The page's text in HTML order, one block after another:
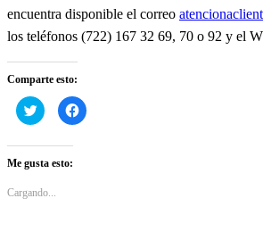
encuentra disponible el correo
los teléfonos (722) 167 32 69, 70 o 92 y el
Comparte esto:
Haz
clic
en
Twitter
(Se
en
Haz
clic
Me gusta esto:
Cargando...